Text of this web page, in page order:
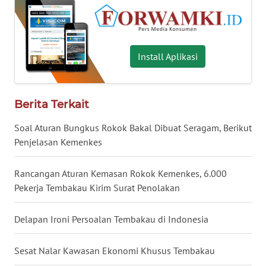
Install Aplikasi
Berita Terkait
Soal Aturan Bungkus Rokok Bakal Dibuat Seragam, Berikut
Penjelasan Kemenkes
Rancangan Aturan Kemasan Rokok Kemenkes, 6.000
Pekerja Tembakau Kirim Surat Penolakan
Delapan Ironi Persoalan Tembakau di Indonesia
Sesat Nalar Kawasan Ekonomi Khusus Tembakau
WN
BABEL
WN
SUMBAR
WN
WN
BENGKULU
WN
LAMPUNG
WN